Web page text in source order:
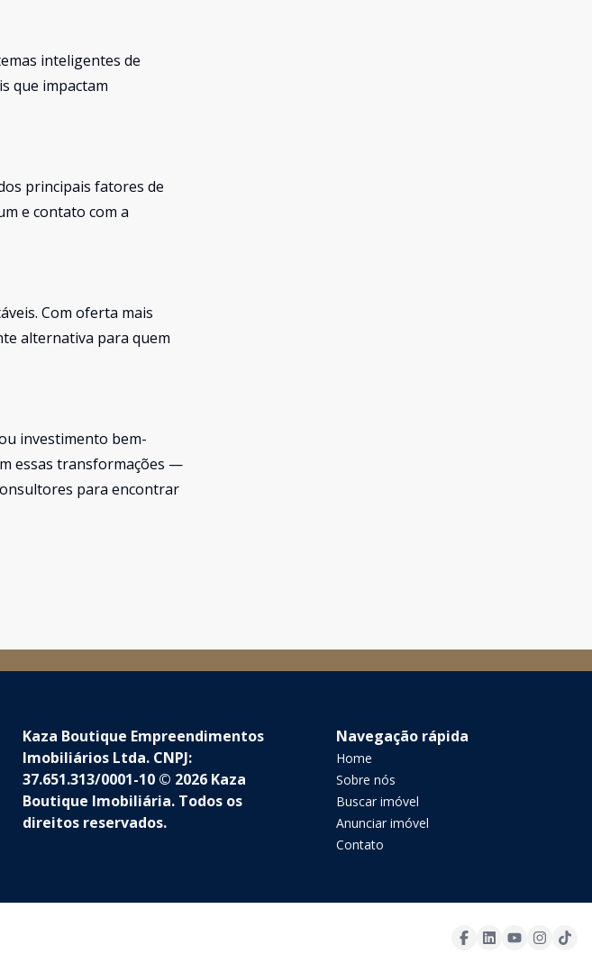
inteligentes de
que impactam
principais fatores de
e contato com a
Com oferta mais
alternativa para quem
investimento bem-
essas transformações —
para encontrar
Kaza Boutique Empreendimentos
Imobiliários Ltda. CNPJ:
37.651.313/0001-10 © 2026 Kaza
Boutique Imobiliária. Todos os
direitos reservados.
Navegação rápida
Home
Sobre nós
Buscar imóvel
Anunciar imóvel
Contato